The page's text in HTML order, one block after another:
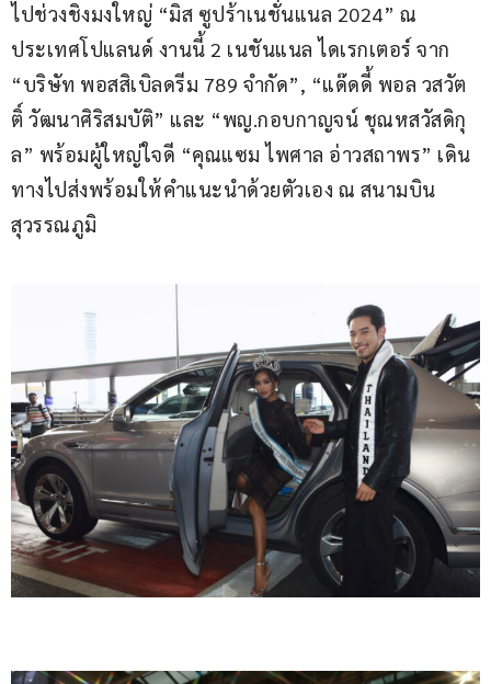
ไปช่วงชิงมงใหญ่ “มิส ซูปร้าเนชั่นแนล 2024” ณ
ประเทศโปแลนด์ งานนี้ 2 เนชันแนล ไดเรกเตอร์ จาก
“บริษัท พอสสิเบิลดรีม 789 จำกัด”, “แด๊ดดี้ พอล วสวัต
ติ์ วัฒนาศิริสมบัติ” และ “พญ.กอบกาญจน์ ชุณหสวัสดิกุ
ล” พร้อมผู้ใหญ่ใจดี “คุณแซม ไพศาล อ่าวสถาพร” เดิน
ทางไปส่งพร้อมให้คำแนะนำด้วยตัวเอง ณ สนามบิน
สุวรรณภูมิ